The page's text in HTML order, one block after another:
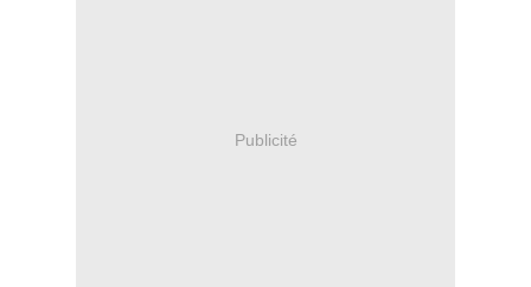
Publicité